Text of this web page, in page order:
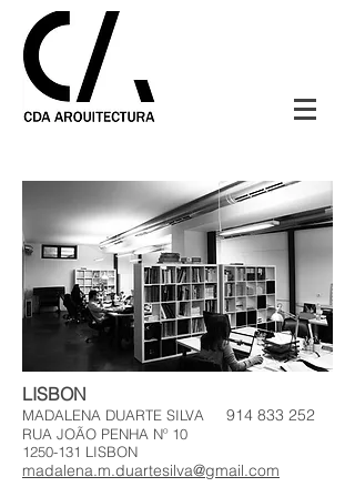
LISBON
MADALENA DUARTE SILVA 914 833 252
RUA JOÃO PENHA Nº 10
1250-131 LISBON
madalena.m.duartesilva@gmail.com